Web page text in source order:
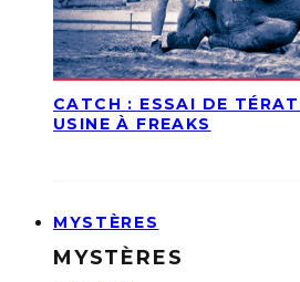
CATCH : ESSAI DE
USINE À FREAKS
MYSTÈRES
MYSTÈRES